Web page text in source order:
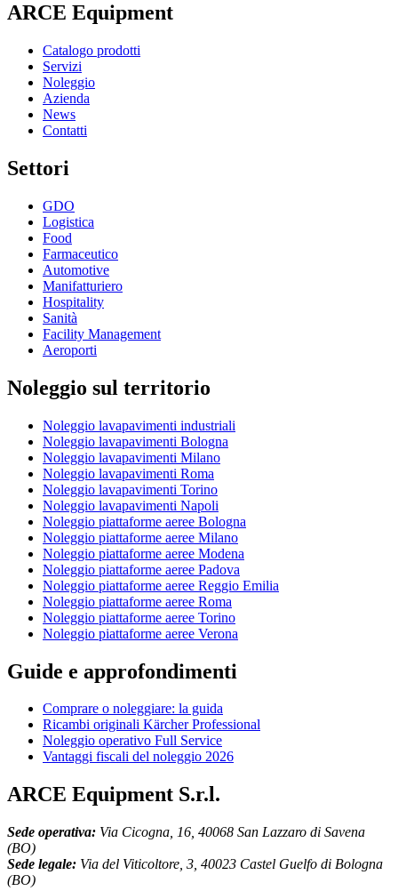
ARCE Equipment
Catalogo prodotti
Servizi
Noleggio
Azienda
News
Contatti
Settori
GDO
Logistica
Food
Farmaceutico
Automotive
Manifatturiero
Hospitality
Sanità
Facility Management
Aeroporti
Noleggio sul territorio
Noleggio lavapavimenti industriali
Noleggio lavapavimenti Bologna
Noleggio lavapavimenti Milano
Noleggio lavapavimenti Roma
Noleggio lavapavimenti Torino
Noleggio lavapavimenti Napoli
Noleggio piattaforme aeree Bologna
Noleggio piattaforme aeree Milano
Noleggio piattaforme aeree Modena
Noleggio piattaforme aeree Padova
Noleggio piattaforme aeree Reggio Emilia
Noleggio piattaforme aeree Roma
Noleggio piattaforme aeree Torino
Noleggio piattaforme aeree Verona
Guide e approfondimenti
Comprare o noleggiare: la guida
Ricambi originali Kärcher Professional
Noleggio operativo Full Service
Vantaggi fiscali del noleggio 2026
ARCE Equipment S.r.l.
Sede operativa: Via Cicogna, 16, 40068 San Lazzaro di Savena
(BO)
Sede legale: Via del Viticoltore, 3, 40023 Castel Guelfo di Bologna
(BO)